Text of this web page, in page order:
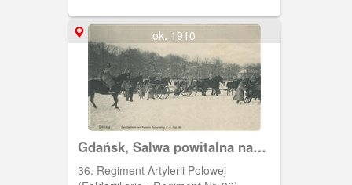
ok. 1910
Gdańsk, Salwa powitalna na
cześć cesarza niemieckiego.
36. Regiment Artylerii Polowej